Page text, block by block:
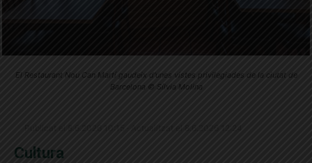
El Restaurant Nou Can Martí gaudeix d'unes vistes privilegiades de la ciutat de
Barcelona © Sílvia Molina
Cultura